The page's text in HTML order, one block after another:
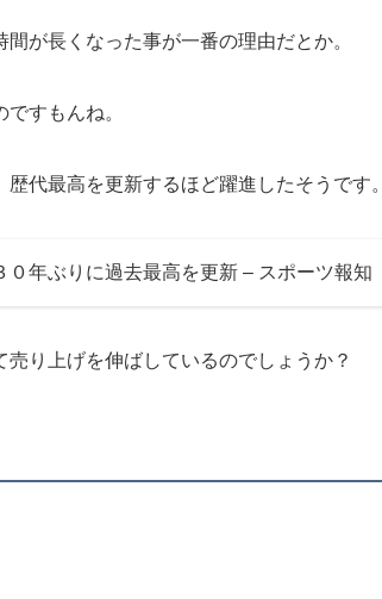
が長くなった事が一番の理由だとか。
すもんね。
代最高を更新するほど躍進したそうです。
０年ぶりに過去最高を更新 – スポーツ報知
り上げを伸ばしているのでしょうか？